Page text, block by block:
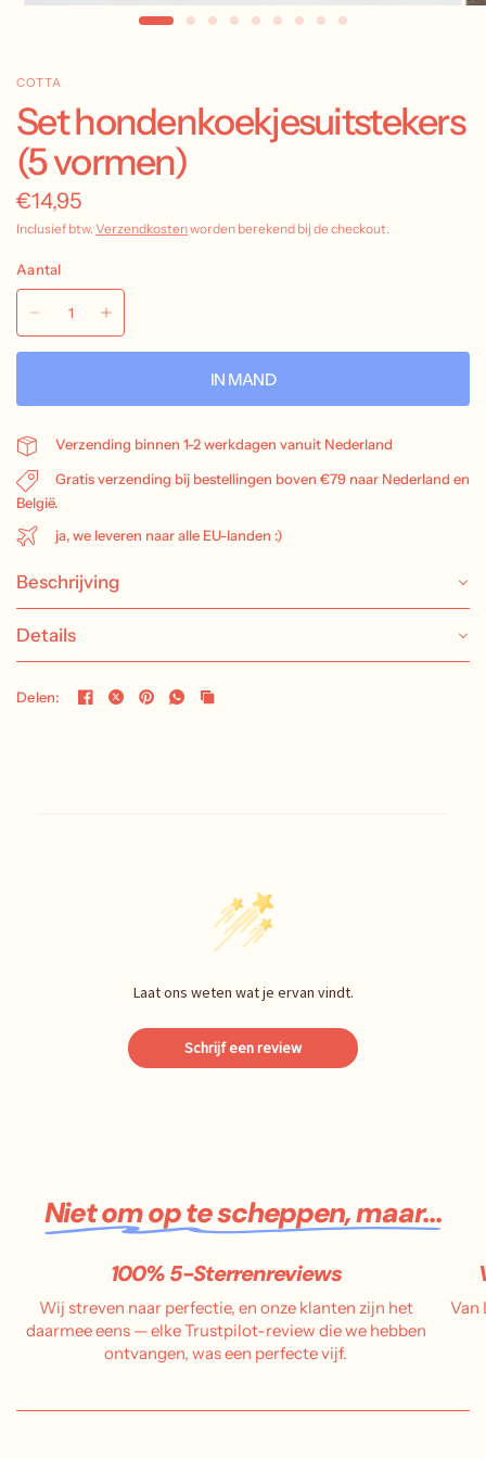
COTTA
Set hondenkoekjesuitstekers
(5 vormen)
€14,95
Inclusief btw. Verzendkostenworden berekend bij de checkout.
Aantal
IN MAND
Verzending binnen 1-2 werkdagen vanuit Nederland
Gratis verzending bij bestellingen boven €79 naar Nederland en
België.
ja, we leveren naar alle EU-landen :)
Beschrijving
Details
Delen:
Laat ons weten wat je ervan vindt.
Schrijf een review
Niet om op te scheppen, maar...
100% 5-Sterrenreviews
Wij streven naar perfectie, en onze klanten zijn het
daarmee eens — elke Trustpilot-review die we hebben
ontvangen, was een perfecte vijf.
Van